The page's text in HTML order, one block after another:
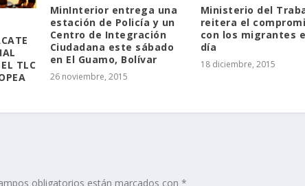
TLC
MinInterior entrega una
estación de Policía y un
Centro de Integración
Ciudadana este sábado
en El Guamo, Bolívar
26 noviembre, 2015
Ministerio del
reitera el
con los migrantes
día
18 diciembre, 2015
obligatorios están marcados con*